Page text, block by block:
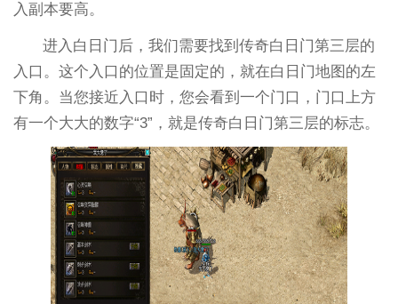
入副本要高。
进入白日门后，我们需要找到传奇白日门第三层的
入口。这个入口的位置是固定的，就在白日门地图的左
下角。当您接近入口时，您会看到一个门口，门口上方
有一个大大的数字“3”，就是传奇白日门第三层的标志。